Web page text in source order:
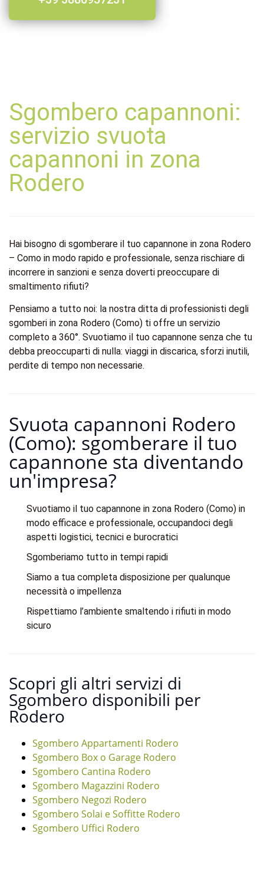
Sgombero capannoni:
servizio svuota
capannoni in zona
Rodero
Hai bisogno di sgomberare il tuo capannone in zona Rodero
– Como in modo rapido e professionale, senza rischiare di
incorrere in sanzioni e senza doverti preoccupare di
smaltimento rifiuti?
Pensiamo a tutto noi: la nostra ditta di professionisti degli
sgomberi in zona Rodero (Como) ti offre un servizio
completo a 360°. Svuotiamo il tuo capannone senza che tu
debba preoccuparti di nulla: viaggi in discarica, sforzi inutili,
perdite di tempo non necessarie.
Svuota capannoni Rodero
(Como): sgomberare il tuo
capannone sta diventando
un'impresa?​
Svuotiamo il tuo capannone in zona Rodero (Como) in
modo efficace e professionale, occupandoci degli
aspetti logistici, tecnici e burocratici
Sgomberiamo tutto in tempi rapidi
Siamo a tua completa disposizione per qualunque
necessità o impellenza
Rispettiamo l’ambiente smaltendo i rifiuti in modo
sicuro
Scopri gli altri servizi di
Sgombero disponibili per
Rodero
Sgombero Appartamenti Rodero
Sgombero Box o Garage Rodero
Sgombero Cantina Rodero
Sgombero Magazzini Rodero
Sgombero Negozi Rodero
Sgombero Solai e Soffitte Rodero
Sgombero Uffici Rodero